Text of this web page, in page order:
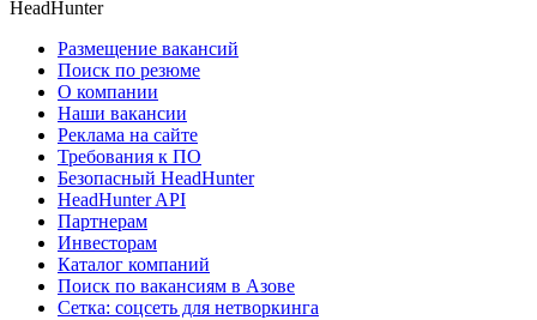
HeadHunter
Размещение вакансий
Поиск по резюме
О компании
Наши вакансии
Реклама на сайте
Требования к ПО
Безопасный HeadHunter
HeadHunter API
Партнерам
Инвесторам
Каталог компаний
Поиск по вакансиям в Азове
Сетка: соцсеть для нетворкинга